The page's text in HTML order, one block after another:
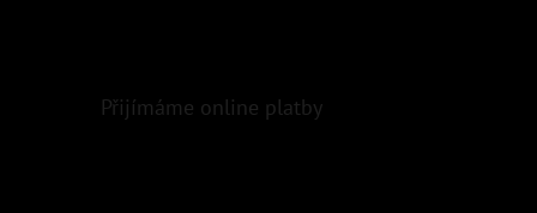
Přijímáme online platby